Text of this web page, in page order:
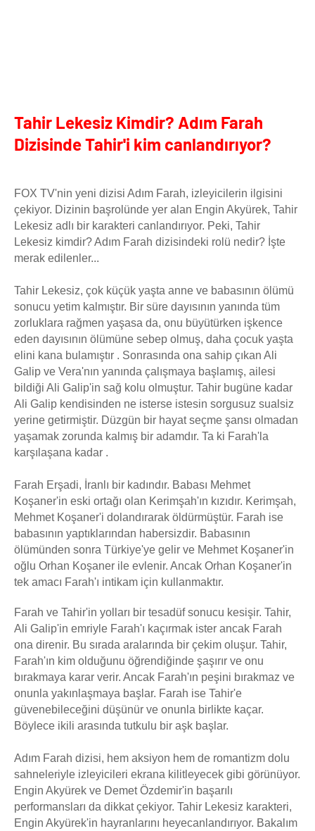
Tahir Lekesiz Kimdir? Adım Farah
Dizisinde Tahir'i kim canlandırıyor?
FOX TV'nin yeni dizisi Adım Farah, izleyicilerin ilgisini
çekiyor. Dizinin başrolünde yer alan Engin Akyürek, Tahir
Lekesiz adlı bir karakteri canlandırıyor. Peki, Tahir
Lekesiz kimdir? Adım Farah dizisindeki rolü nedir? İşte
merak edilenler...
Tahir Lekesiz, çok küçük yaşta anne ve babasının ölümü
sonucu yetim kalmıştır. Bir süre dayısının yanında tüm
zorluklara rağmen yaşasa da, onu büyütürken işkence
eden dayısının ölümüne sebep olmuş, daha çocuk yaşta
elini kana bulamıştır . Sonrasında ona sahip çıkan Ali
Galip ve Vera'nın yanında çalışmaya başlamış, ailesi
bildiği Ali Galip'in sağ kolu olmuştur. Tahir bugüne kadar
Ali Galip kendisinden ne isterse istesin sorgusuz sualsiz
yerine getirmiştir. Düzgün bir hayat seçme şansı olmadan
yaşamak zorunda kalmış bir adamdır. Ta ki Farah'la
karşılaşana kadar .
Farah Erşadi, İranlı bir kadındır. Babası Mehmet
Koşaner'in eski ortağı olan Kerimşah'ın kızıdır. Kerimşah,
Mehmet Koşaner'i dolandırarak öldürmüştür. Farah ise
babasının yaptıklarından habersizdir. Babasının
ölümünden sonra Türkiye'ye gelir ve Mehmet Koşaner'in
oğlu Orhan Koşaner ile evlenir. Ancak Orhan Koşaner'in
tek amacı Farah'ı intikam için kullanmaktır.
Farah ve Tahir'in yolları bir tesadüf sonucu kesişir. Tahir,
Ali Galip'in emriyle Farah'ı kaçırmak ister ancak Farah
ona direnir. Bu sırada aralarında bir çekim oluşur. Tahir,
Farah'ın kim olduğunu öğrendiğinde şaşırır ve onu
bırakmaya karar verir. Ancak Farah'ın peşini bırakmaz ve
onunla yakınlaşmaya başlar. Farah ise Tahir'e
güvenebileceğini düşünür ve onunla birlikte kaçar.
Böylece ikili arasında tutkulu bir aşk başlar.
Adım Farah dizisi, hem aksiyon hem de romantizm dolu
sahneleriyle izleyicileri ekrana kilitleyecek gibi görünüyor.
Engin Akyürek ve Demet Özdemir'in başarılı
performansları da dikkat çekiyor. Tahir Lekesiz karakteri,
Engin Akyürek'in hayranlarını heyecanlandırıyor. Bakalım